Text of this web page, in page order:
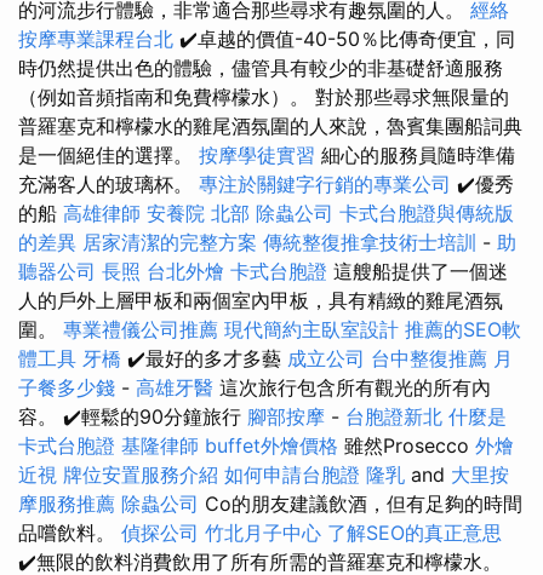
的河流步行體驗，非常適合那些尋求有趣氛圍的人。 經絡
按摩專業課程台北 ✔️卓越的價值-40-50％比傳奇便宜，同
時仍然提供出色的體驗，儘管具有較少的非基礎舒適服務
（例如音頻指南和免費檸檬水）。 對於那些尋求無限量的
普羅塞克和檸檬水的雞尾酒氛圍的人來說，魯賓集團船詞典
是一個絕佳的選擇。 按摩學徒實習 細心的服務員隨時準備
充滿客人的玻璃杯。 專注於關鍵字行銷的專業公司 ✔️優秀
的船 高雄律師 安養院 北部 除蟲公司 卡式台胞證與傳統版
的差異 居家清潔的完整方案 傳統整復推拿技術士培訓 - 助
聽器公司 長照 台北外燴 卡式台胞證 這艘船提供了一個迷
人的戶外上層甲板和兩個室內甲板，具有精緻的雞尾酒氛
圍。 專業禮儀公司推薦 現代簡約主臥室設計 推薦的SEO軟
體工具 牙橋 ✔️最好的多才多藝 成立公司 台中整復推薦 月
子餐多少錢 - 高雄牙醫 這次旅行包含所有觀光的所有內
容。 ✔️輕鬆的90分鐘旅行 腳部按摩 - 台胞證新北 什麼是
卡式台胞證 基隆律師 buffet外燴價格 雖然Prosecco 外燴
近視 牌位安置服務介紹 如何申請台胞證 隆乳 and 大里按
摩服務推薦 除蟲公司 Co的朋友建議飲酒，但有足夠的時間
品嚐飲料。 偵探公司 竹北月子中心 了解SEO的真正意思
✔️無限的飲料消費飲用了所有所需的普羅塞克和檸檬水。